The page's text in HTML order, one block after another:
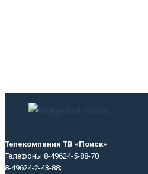
Телекомпания ТВ «Поиск»
Телефоны 8-49624-5-88-70
8-49624-2-43-88;